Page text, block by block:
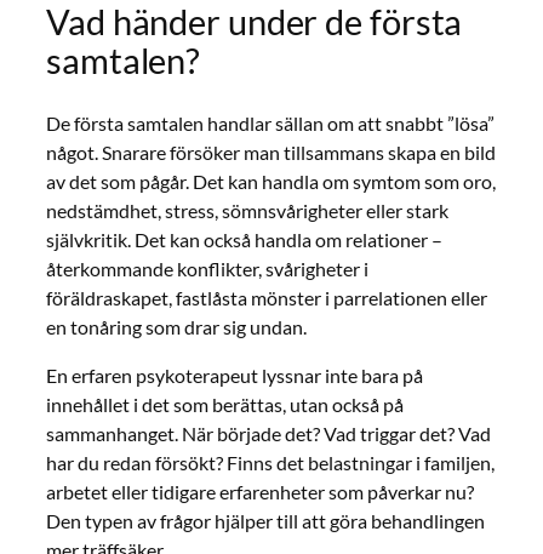
Vad händer under de första
samtalen?
De första samtalen handlar sällan om att snabbt ”lösa”
något. Snarare försöker man tillsammans skapa en bild
av det som pågår. Det kan handla om symtom som oro,
nedstämdhet, stress, sömnsvårigheter eller stark
självkritik. Det kan också handla om relationer –
återkommande konflikter, svårigheter i
föräldraskapet, fastlåsta mönster i parrelationen eller
en tonåring som drar sig undan.
En erfaren psykoterapeut lyssnar inte bara på
innehållet i det som berättas, utan också på
sammanhanget. När började det? Vad triggar det? Vad
har du redan försökt? Finns det belastningar i familjen,
arbetet eller tidigare erfarenheter som påverkar nu?
Den typen av frågor hjälper till att göra behandlingen